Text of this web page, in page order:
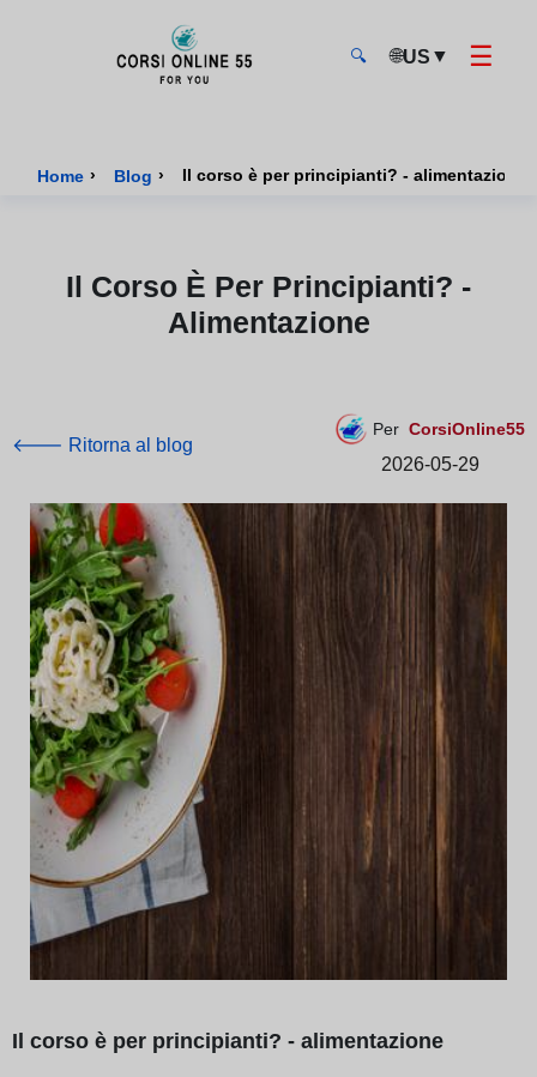
🔍 🌐US ▼ ☰
Home › Blog › Il corso è per principianti? - alimentazione
Il Corso È Per Principianti? -
Alimentazione
🡐 Ritorna al blog
Per CorsiOnline55
2026-05-29
Il corso è per principianti? - alimentazione